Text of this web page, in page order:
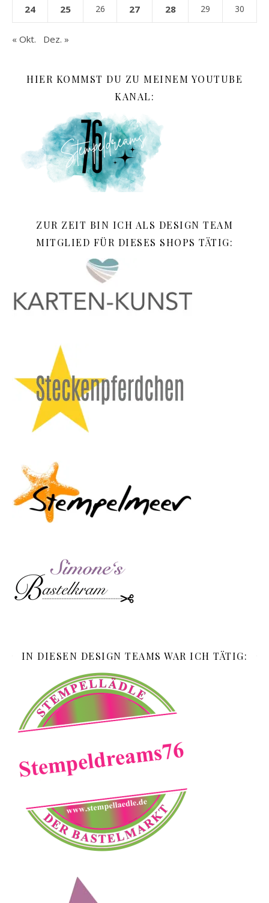
24 25 26 27 28 29 30
« Okt. Dez. »
HIER KOMMST DU ZU MEINEM YOUTUBE
KANAL:
ZUR ZEIT BIN ICH ALS DESIGN TEAM
MITGLIED FÜR DIESES SHOPS TÄTIG:
IN DIESEN DESIGN TEAMS WAR ICH TÄTIG: